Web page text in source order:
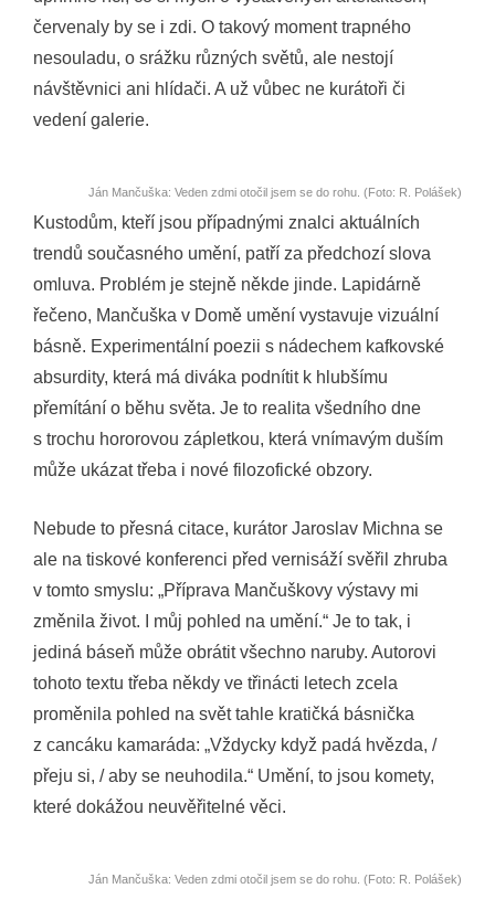
červenaly by se i zdi. O takový moment trapného
nesouladu, o srážku různých světů, ale nestojí
návštěvnici ani hlídači. A už vůbec ne kurátoři či
vedení galerie.
Ján Mančuška: Veden zdmi otočil jsem se do rohu. (Foto: R. Polášek)
Kustodům, kteří jsou případnými znalci aktuálních
trendů současného umění, patří za předchozí slova
omluva. Problém je stejně někde jinde. Lapidárně
řečeno, Mančuška v Domě umění vystavuje vizuální
básně. Experimentální poezii s nádechem kafkovské
absurdity, která má diváka podnítit k hlubšímu
přemítání o běhu světa. Je to realita všedního dne
s trochu hororovou zápletkou, která vnímavým duším
může ukázat třeba i nové filozofické obzory.
Nebude to přesná citace, kurátor Jaroslav Michna se
ale na tiskové konferenci před vernisáží svěřil zhruba
v tomto smyslu: „Příprava Mančuškovy výstavy mi
změnila život. I můj pohled na umění.“ Je to tak, i
jediná báseň může obrátit všechno naruby. Autorovi
tohoto textu třeba někdy ve třinácti letech zcela
proměnila pohled na svět tahle kratičká básnička
z cancáku kamaráda: „Vždycky když padá hvězda, /
přeju si, / aby se neuhodila.“ Umění, to jsou komety,
které dokážou neuvěřitelné věci.
Ján Mančuška: Veden zdmi otočil jsem se do rohu. (Foto: R. Polášek)